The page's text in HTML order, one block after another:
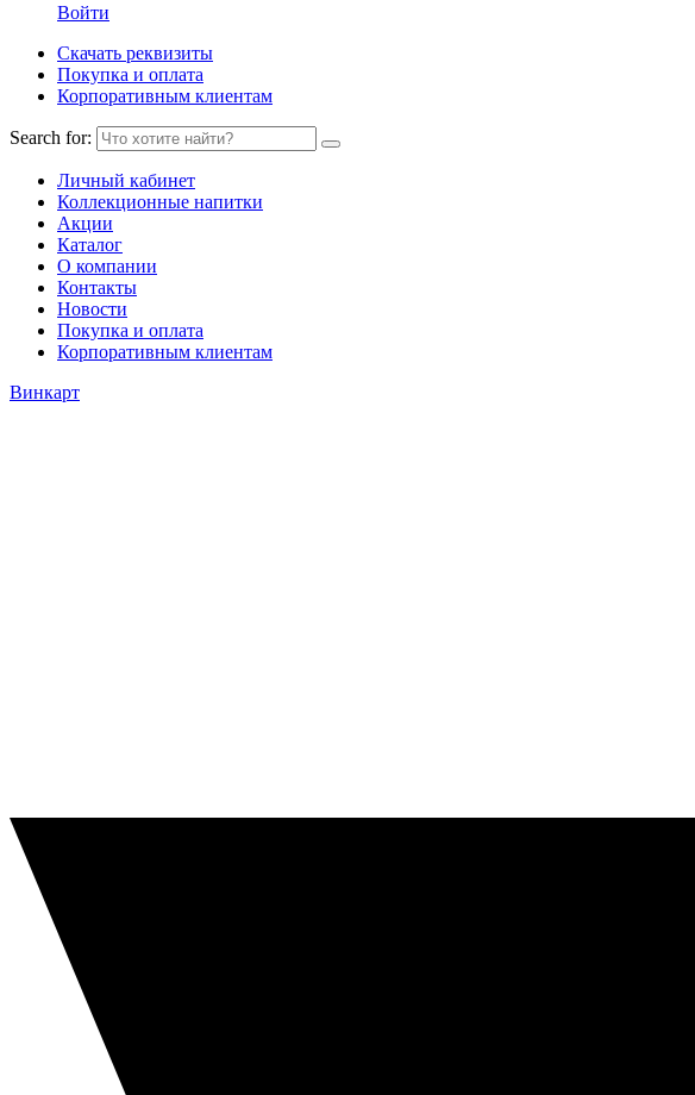
Войти
Скачать реквизиты
Покупка и оплата
Корпоративным клиентам
Search for:
Личный кабинет
Коллекционные напитки
Акции
Каталог
О компании
Контакты
Новости
Покупка и оплата
Корпоративным клиентам
Винкарт